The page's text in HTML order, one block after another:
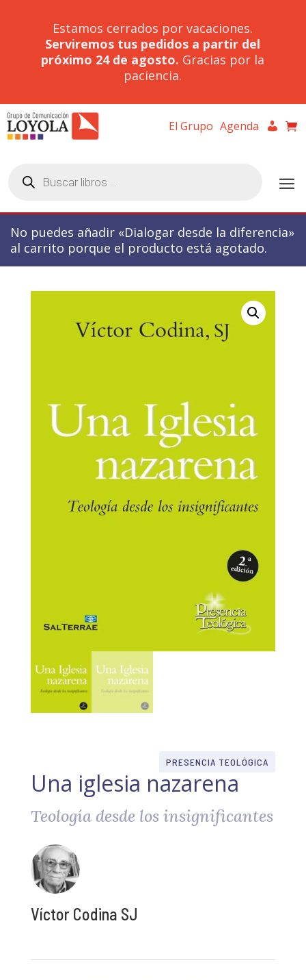
Estamos cerrados por vacaciones.
Serviremos tus pedidos a partir del
próximo 24 de agosto. Gracias por la
paciencia.
El Grupo Agenda
productos
No puedes añadir «Dialogar desde la diferencia»
al carrito porque el producto está agotado.
PRESENCIA TEOLÓGICA
Una iglesia nazarena
Teología desde los insignificantes
Víctor Codina SJ